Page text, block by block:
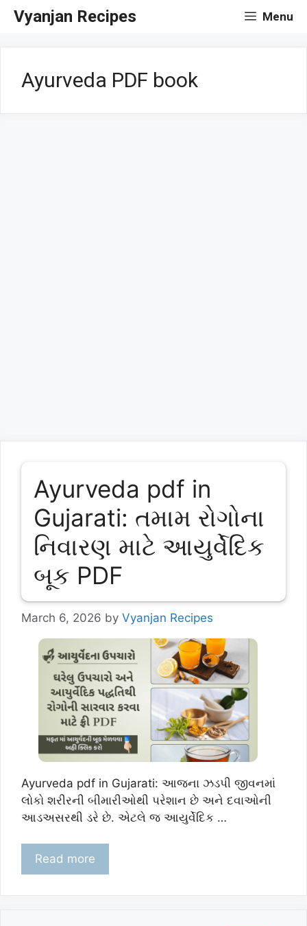
SkipVyanjan Recipes Menu
Ayurveda PDF book
Ayurveda pdf in
Gujarati: તમામ રોગોના
નિવારણ માટે આયુર્વેદિક
બૂક PDF
March 6, 2026 by Vyanjan Recipes
Ayurveda pdf in Gujarati: આજના ઝડપી જીવનમાં
લોકો શરીરની બીમારીઓથી પરેશાન છે અને દવાઓની
આડઅસરથી ડરે છે. એટલે જ આયુર્વેદિક …
Read more